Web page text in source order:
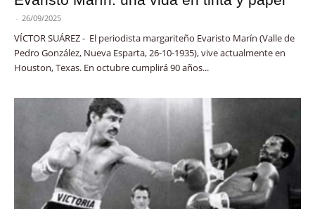
- 26/09/2025
VÍCTOR SUÁREZ - El periodista margariteño Evaristo Marín (Valle de
Pedro González, Nueva Esparta, 26-10-1935), vive actualmente en
Houston, Texas. En octubre cumplirá 90 años...